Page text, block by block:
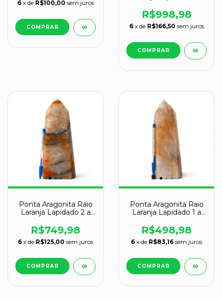
6 x de R$100,00 sem juros
R$998,98
6 x de R$166,50 sem juros
Ponta Aragonita Raio
Laranja Lapidado 2 a
R$749,98
6 x de R$125,00 sem juros
Ponta Aragonita Raio
Laranja Lapidado 1 a
R$498,98
6 x de R$83,16 sem juros